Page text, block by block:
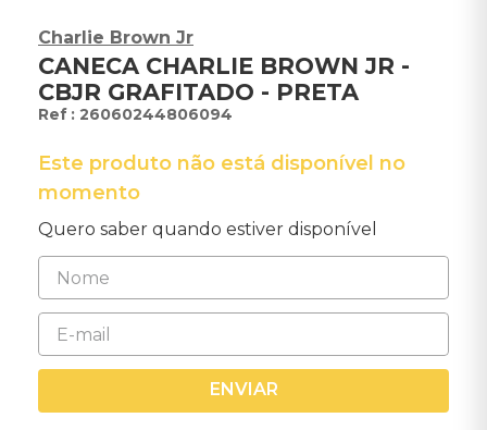
Charlie Brown Jr
CANECA CHARLIE BROWN JR -
CBJR GRAFITADO - PRETA
: 26060244806094
Este produto não está disponível no
momento
Quero saber quando estiver disponível
ENVIAR